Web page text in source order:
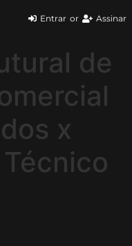
Entrar or Assinar
de
x